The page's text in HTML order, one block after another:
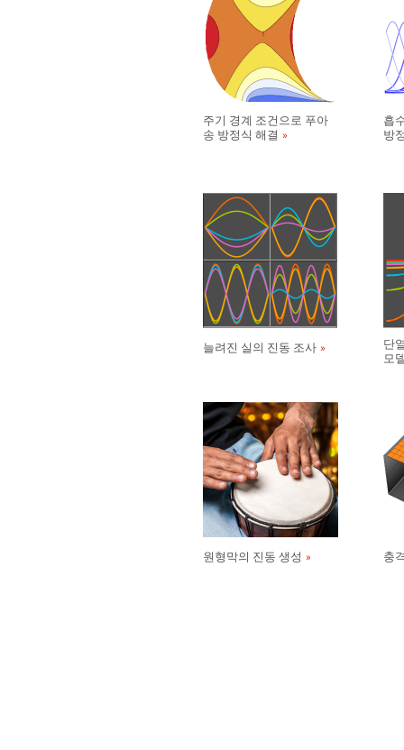
주기 경계 조건으로 푸아
송 방정식 해결
흡
방
늘려진 실의 진동 조사
단
모
원형막의 진동 생성 충